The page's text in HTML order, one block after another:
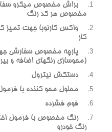
براش مخصوص ميکرو
مخصوص هر کد رنگ
واکس کارنوبا جهت تميز
کار
(محوسازي رنگهاي اضافه و
دستکش نيترول
محلول محو کننده با
فوم فشرده
رنگ مخصوص با فرمول
رنگ خودرو